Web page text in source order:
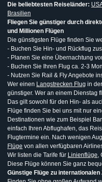
Die beliebtesten Reiseländer:
Brasilien
Fliegen Sie günstiger durch
und Millionen Flügen
Die günstigsten Flüge finden Sie
- Buchen Sie Hin- und Rückflug
- Planen Sie eine Übernachtung
- Buchen Sie Ihren Flug ca. 2-3
- Nutzen Sie Rail & Fly Angebote
Wer einen Langstrecken Flug in
günstiger. Wer an einem Dienstag
Das gilt sowohl für den Hin- als
Flüge finden Sie bei uns mit nur
Destinationen wie zum Beispiel
einfach Ihren Abflughafen, das
Flugtermine ein. Nach wenigen
Flüge von allen verfügbaren
Wir listen die Tarife für Linienflüge,
Diese Flüge können Sie ganz
Günstige Flüge zu internationalen